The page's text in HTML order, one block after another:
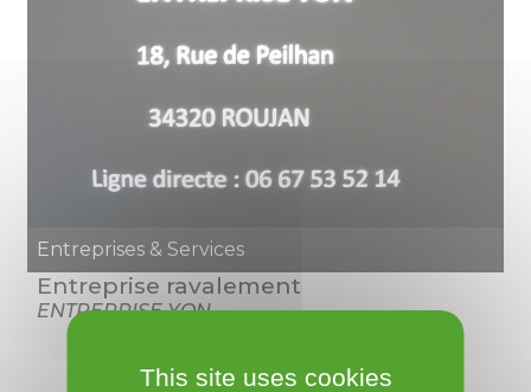
Entreprises & Services
Entreprise ravalement
ENTREPRISE YON
This site uses cookies